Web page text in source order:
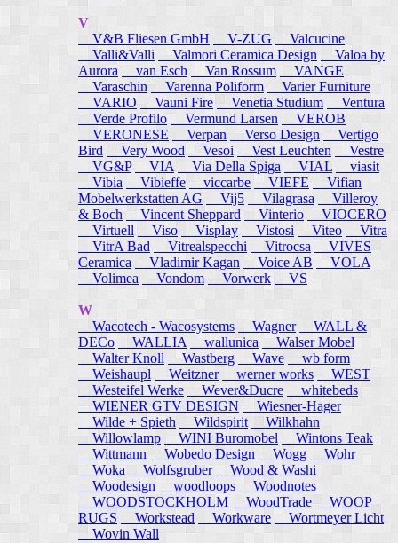
V
V&B Fliesen GmbH
V-ZUG
Valcucine
Valli&Valli
Valmori Ceramica Design
Valoa by
Aurora
van Esch Van Rossum
VANGE
Varaschin
Varenna Poliform
Varier Furniture
VARIO
Vauni Fire Venetia Studium
Ventura
Verde Profilo
Vermund Larsen
VEROB
VERONESE
Verpan Verso Design
Vertigo
Bird
Very Wood Vesoi Vest Leuchten
Vestre
VG&P
VIA Via Della Spiga VIAL
viasit
Vibia
Vibieffe viccarbe VIEFE
Vifian
Mobelwerkstatten AG
Vij5 Vilagrasa
Villeroy
& Boch
Vincent Sheppard Vinterio
VIOCERO
Virtuell
Viso Visplay Vistosi Viteo
Vitra
VitrA Bad
Vitrealspecchi Vitrocsa
VIVES
Ceramica
Vladimir Kagan Voice AB
VOLA
Volimea
Vondom Vorwerk VS
W
Wacotech - Wacosystems
Wagner
WALL &
DECo
WALLIA wallunica
Walser Mobel
Walter Knoll
Wastberg Wave
wb form
Weishaupl
Weitzner werner works
WEST
Westeifel Werke
Wever&Ducre
whitebeds
WIENER GTV DESIGN
Wiesner-Hager
Wilde + Spieth
Wildspirit
Wilkhahn
Willowlamp
WINI Buromobel
Wintons Teak
Wittmann
Wobedo Design Wogg
Wohr
Woka
Wolfsgruber
Wood & Washi
Woodesign
woodloops
Woodnotes
WOODSTOCKHOLM
WoodTrade
WOOP
RUGS
Workstead Workware
Wortmeyer Licht
Wovin Wall